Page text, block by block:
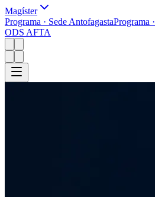
Magíster
Programa · Sede AntofagastaPrograma
ODS AFTA